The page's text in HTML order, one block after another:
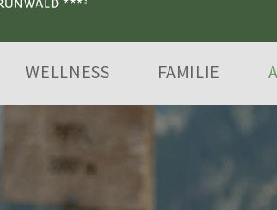
WELLNESS FAMILIE